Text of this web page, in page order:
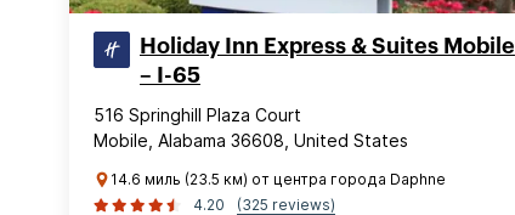
Holiday Inn Express & Suites Mobile
– I-65
516 Springhill Plaza Court
Mobile, Alabama 36608, United States
14.6 миль (23.5 км) от центра города Daphne
4.20
(325 reviews)